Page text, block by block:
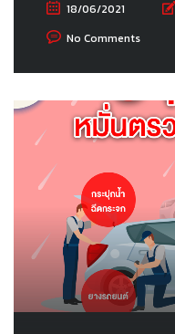
18/06/2021
No Comments